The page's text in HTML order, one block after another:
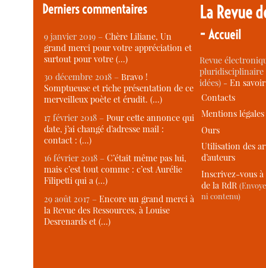
Derniers commentaires
9 janvier 2019 –Chère Liliane, Un
grand merci pour votre appréciation et
surtout pour votre (…)
30 décembre 2018 –Bravo !
Somptueuse et riche présentation de ce
merveilleux poète et érudit. (…)
17 février 2018 –Pour cette annonce qui
date, j’ai changé d’adresse mail :
contact : (…)
16 février 2018 –C’était même pas lui,
mais c’est tout comme : c’est Aurélie
Filipetti qui a (…)
29 août 2017 –Encore un grand merci à
la Revue des Ressources, à Louise
Desrenards et (…)
La Revue
-Accueil
Revue
idées) -En
Contacts
Mentions légales
Ours
Utilisation des
d’auteurs
Inscrivez-vous
de la RdR
ni contenu)